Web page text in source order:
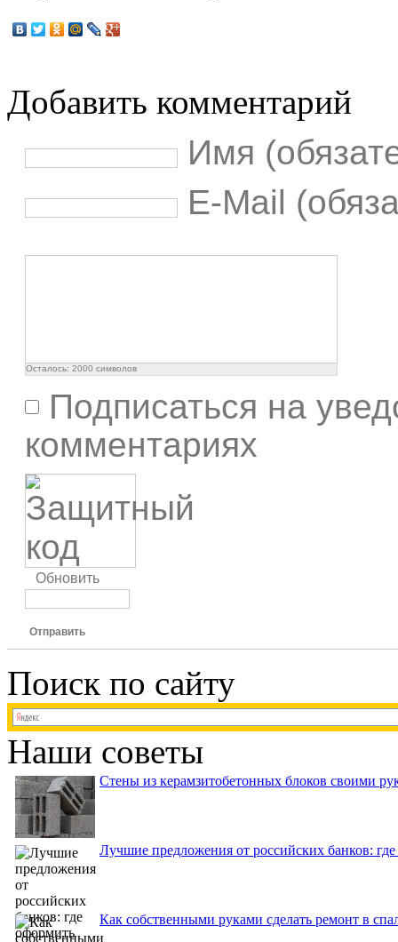
Добавить комментарий
Имя
E-Mail
Осталось: 2000 символов
Подписаться на
комментариях
Обновить
Отправить
Поиск по сайту
Наши советы
Стены из керамзитобетонных блоков своими
Лучшие предложения от российских банков:
Как собственными руками сделать ремонт в